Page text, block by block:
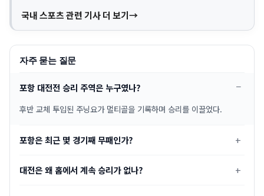
국내 스포츠 관련 기사 더 보기
자주 묻는 질문
포항 대전전 승리 주역은 누구였나?
후반 교체 투입된 주닝요가 멀티골을 기록하며 승리를 이끌었다.
포항은 최근 몇 경기째 무패인가?
대전은 왜 홈에서 계속 승리가 없나?